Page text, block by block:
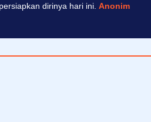
dirinya hari ini. Anonim